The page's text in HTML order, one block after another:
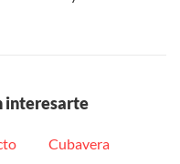
interesarte
Cubavera